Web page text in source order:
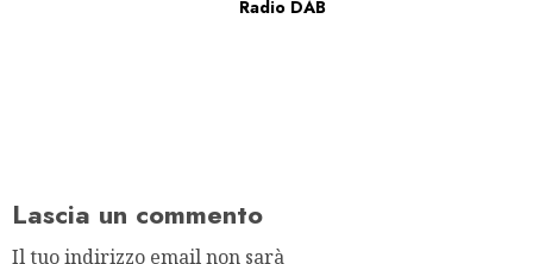
Lascia un commento
Il tuo indirizzo email non sarà